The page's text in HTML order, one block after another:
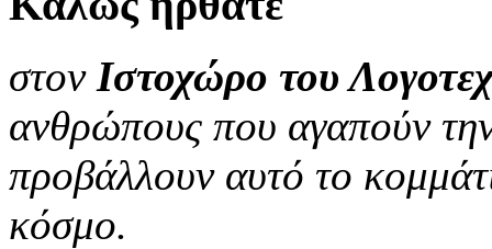
στον Ιστοχώρο του
ανθρώπους που αγαπούν
προβάλλουν αυτό το
κόσμο.